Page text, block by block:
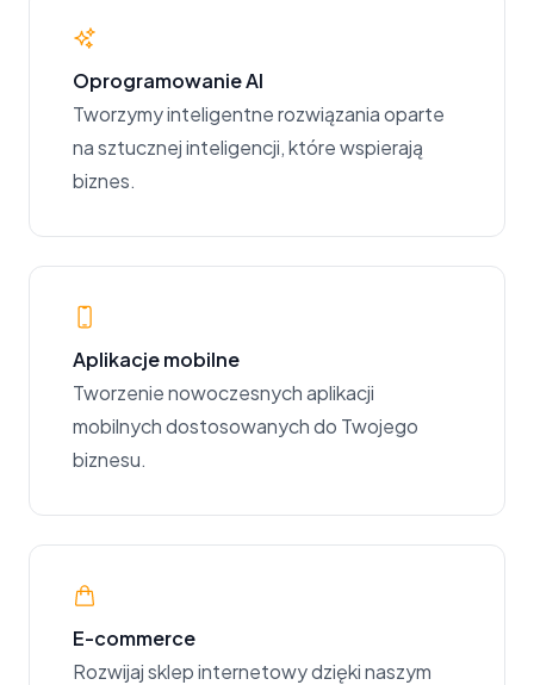
Oprogramowanie AI
Tworzymy inteligentne rozwiązania oparte
na sztucznej inteligencji, które wspierają
biznes.
Aplikacje mobilne
Tworzenie nowoczesnych aplikacji
mobilnych dostosowanych do Twojego
biznesu.
E-commerce
Rozwijaj sklep internetowy dzięki naszym